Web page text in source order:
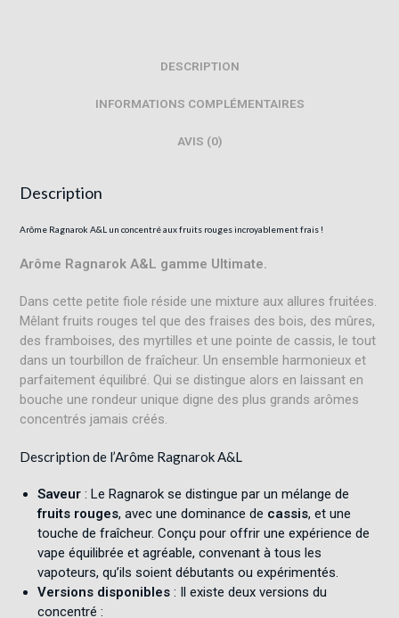
DESCRIPTION
INFORMATIONS COMPLÉMENTAIRES
AVIS (0)
Description
Arôme Ragnarok A&L un concentré aux fruits rouges incroyablement frais !
Arôme Ragnarok A&L gamme Ultimate.
Dans cette petite fiole réside une mixture aux allures fruitées.
Mêlant fruits rouges tel que des fraises des bois, des mûres,
des framboises, des myrtilles et une pointe de cassis, le tout
dans un tourbillon de fraîcheur. Un ensemble harmonieux et
parfaitement équilibré. Qui se distingue alors en laissant en
bouche une rondeur unique digne des plus grands arômes
concentrés jamais créés.
Description de l’Arôme Ragnarok A&L
Saveur : Le Ragnarok se distingue par un mélange de
fruits rouges, avec une dominance de cassis, et une
touche de fraîcheur. Conçu pour offrir une expérience de
vape équilibrée et agréable, convenant à tous les
vapoteurs, qu’ils soient débutants ou expérimentés
Versions disponibles : Il existe deux versions du
concentré :